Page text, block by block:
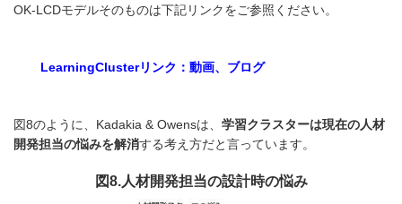
OK-LCDモデルそのものは下記リンクをご参照ください。
LearningClusterリンク：動画、ブログ
図8のように、Kadakia & Owensは、 学習クラスターは現在の人材
開発担当の悩みを解消する考え方だと言っています。
図8.人材開発担当の設計時の悩み